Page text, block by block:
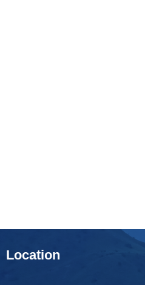
Location